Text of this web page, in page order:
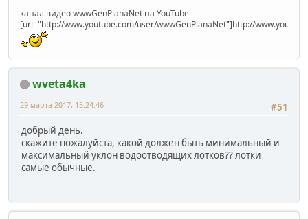
канал видео wwwGenPlanaNet на YouTube
[url="http://www.youtube.com/user/wwwGenPlanaNet"]http://
wveta4ka
#51
29 марта 2017, 15:24:46
добрый день.
скажите пожалуйста, какой должен быть минимальный и
максимальный уклон водоотводящих лотков?? лотки
самые обычные.